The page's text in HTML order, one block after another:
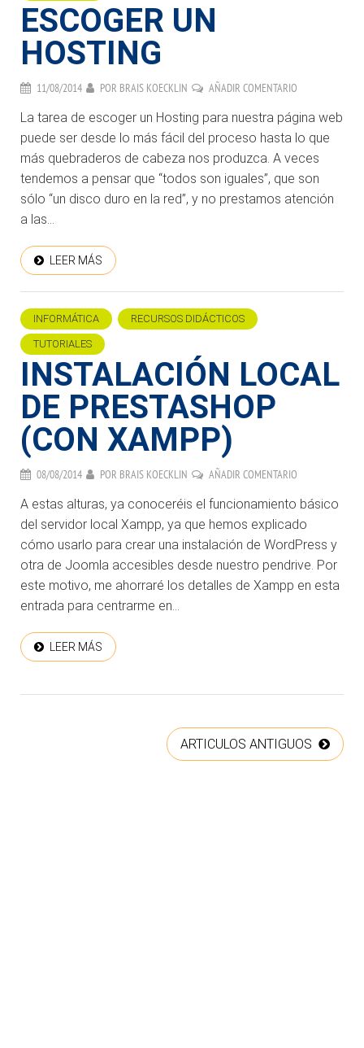
ESCOGER UN
HOSTING
11/08/2014 POR BRAIS KOECKLIN AÑADIR COMENTARIO
La tarea de escoger un Hosting para nuestra página web
puede ser desde lo más fácil del proceso hasta lo que
más quebraderos de cabeza nos produzca. A veces
tendemos a pensar que “todos son iguales”, que son
sólo “un disco duro en la red”, y no prestamos atención
a las...
LEER MÁS
INFORMÁTICA RECURSOS DIDÁCTICOS
TUTORIALES
INSTALACIÓN LOCAL
DE PRESTASHOP
(CON XAMPP)
08/08/2014 POR BRAIS KOECKLIN AÑADIR COMENTARIO
A estas alturas, ya conoceréis el funcionamiento básico
del servidor local Xampp, ya que hemos explicado
cómo usarlo para crear una instalación de WordPress y
otra de Joomla accesibles desde nuestro pendrive. Por
este motivo, me ahorraré los detalles de Xampp en esta
entrada para centrarme en...
LEER MÁS
ARTICULOS ANTIGUOS